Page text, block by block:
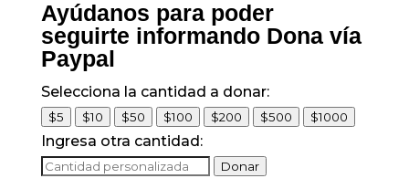
a el se encontraron
seis cuerpos más.
Ayúdanos para poder
seguirte informando Dona vía
Paypal
Selecciona la cantidad a donar:
$5 $10 $50 $100 $200 $500 $1000
Ingresa otra cantidad:
Donar